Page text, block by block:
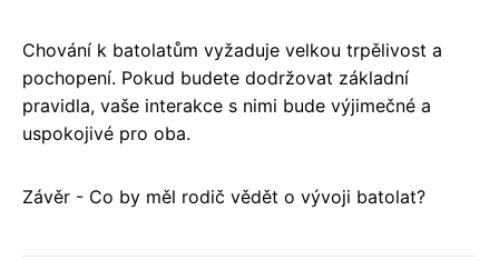
Chování k batolatům vyžaduje velkou trpělivost a
pochopení. Pokud budete dodržovat základní
pravidla, vaše interakce s nimi bude výjimečné a
uspokojivé pro oba.
Závěr - Co by měl rodič vědět o vývoji batolat?